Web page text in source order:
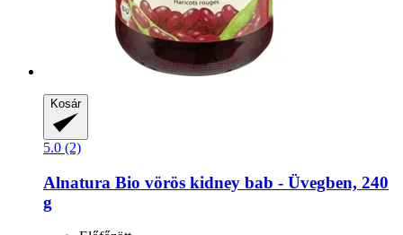
Kosár
5.0 (2)
Alnatura Bio vörös kidney bab -​ Üvegben, 240
g